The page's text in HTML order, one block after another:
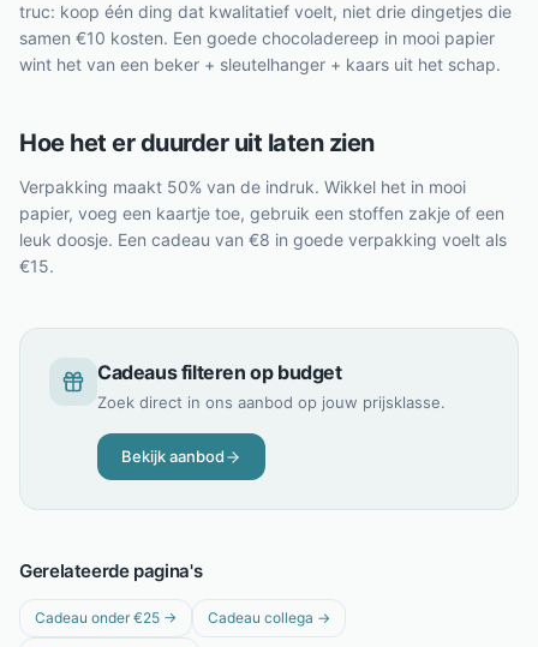
truc: koop één ding dat kwalitatief voelt, niet drie dingetjes die
samen €10 kosten. Een goede chocoladereep in mooi papier
wint het van een beker + sleutelhanger + kaars uit het schap.
Hoe het er duurder uit laten zien
Verpakking maakt 50% van de indruk. Wikkel het in mooi
papier, voeg een kaartje toe, gebruik een stoffen zakje of een
leuk doosje. Een cadeau van €8 in goede verpakking voelt als
€15.
Cadeaus filteren op budget
Zoek direct in ons aanbod op jouw prijsklasse.
Bekijk aanbod
Gerelateerde pagina's
Cadeau onder €25 → Cadeau collega →